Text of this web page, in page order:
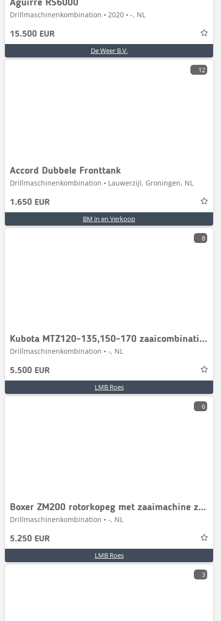
Aguirre RS6000
Drillmaschinenkombination • 2020 • -, NL
15.500 EUR
De Weer B.V.
12
Accord Dubbele Fronttank
Drillmaschinenkombination • Lauwerzijl, Groningen, NL
1.650 EUR
BM in en Verkoop
8
Kubota MTZ120-135,150-170 zaaicombinatie rotorkopeg zaa
Drillmaschinenkombination • -, NL
5.500 EUR
LMB Roes
6
Boxer ZM200 rotorkopeg met zaaimachine zaaicombinatie
Drillmaschinenkombination • -, NL
5.250 EUR
LMB Roes
3